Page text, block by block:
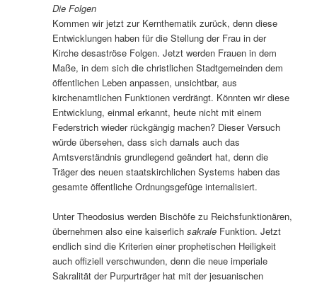
Die Folgen
Kommen wir jetzt zur Kernthematik zurück, denn diese
Entwicklungen haben für die Stellung der Frau in der
Kirche desaströse Folgen. Jetzt werden Frauen in dem
Maße, in dem sich die christlichen Stadtgemeinden dem
öffentlichen Leben anpassen, unsichtbar, aus
kirchenamtlichen Funktionen verdrängt. Könnten wir diese
Entwicklung, einmal erkannt, heute nicht mit einem
Federstrich wieder rückgängig machen? Dieser Versuch
würde übersehen, dass sich damals auch das
Amtsverständnis grundlegend geändert hat, denn die
Träger des neuen staatskirchlichen Systems haben das
gesamte öffentliche Ordnungsgefüge internalisiert.
Unter Theodosius werden Bischöfe zu Reichsfunktionären,
übernehmen also eine kaiserlichsakrale Funktion. Jetzt
endlich sind die Kriterien einer prophetischen Heiligkeit
auch offiziell verschwunden, denn die neue imperiale
Sakralität der Purpurträger hat mit der jesuanischen